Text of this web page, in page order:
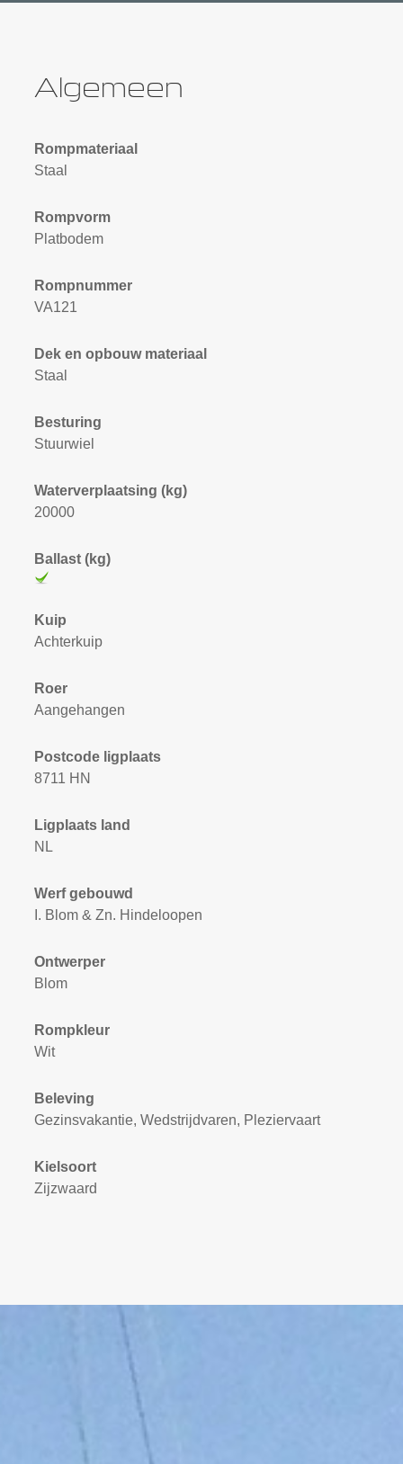
Algemeen
Rompmateriaal
Staal
Rompvorm
Platbodem
Rompnummer
VA121
Dek en opbouw materiaal
Staal
Besturing
Stuurwiel
Waterverplaatsing (kg)
20000
Ballast (kg)
Kuip
Achterkuip
Roer
Aangehangen
Postcode ligplaats
8711 HN
Ligplaats land
NL
Werf gebouwd
I. Blom & Zn. Hindeloopen
Ontwerper
Blom
Rompkleur
Wit
Beleving
Gezinsvakantie, Wedstrijdvaren, Pleziervaart
Kielsoort
Zijzwaard